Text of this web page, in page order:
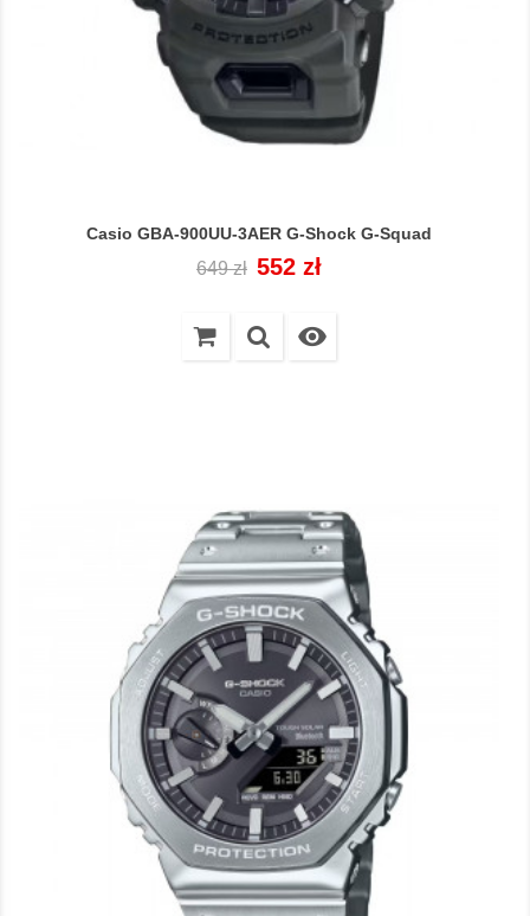
Casio GBA-900UU-3AER G-Shock G-Squad
Cena
649 zł Cena
552 zł
